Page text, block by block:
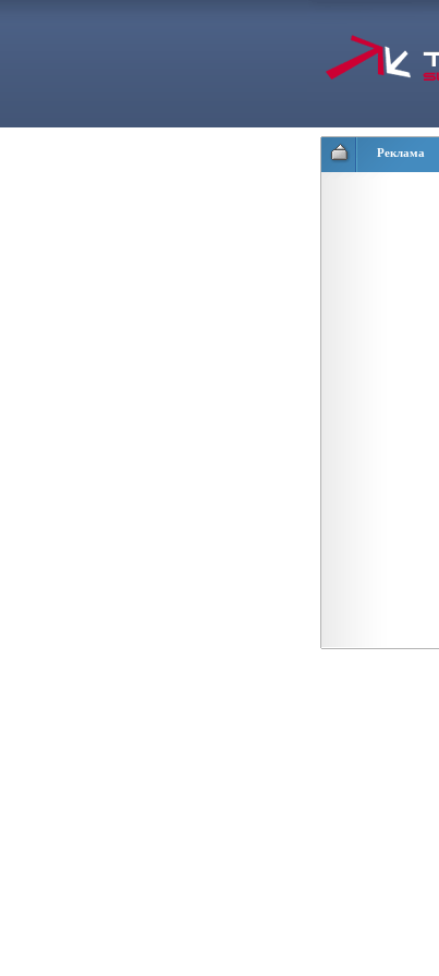
Реклама